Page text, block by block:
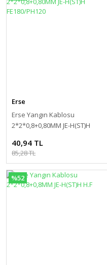
Erse
Erse Yangın Kablosu
2*2*0,8+0,80MM JE-H(ST)H
40,94 TL
85,28 TL
%52